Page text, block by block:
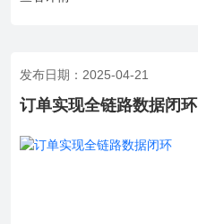
发布日期：2025-04-21
订单实现​​全链路数据闭环